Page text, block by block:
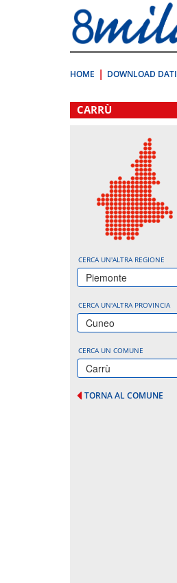
direttamente
a:
Contenuto
HOME DOWNLOAD DATI
.
CARRÙ
CERCA UN'ALTRA REGIONE
Piemonte
CERCA UN'ALTRA PROVINCIA
Cuneo
CERCA UN COMUNE
Carrù
TORNA AL COMUNE